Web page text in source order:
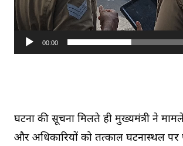
00:00
घटना की सूचना मिलते ही मुख्यमंत्री ने
और अधिकारियों को तत्काल घटनास्थल पर